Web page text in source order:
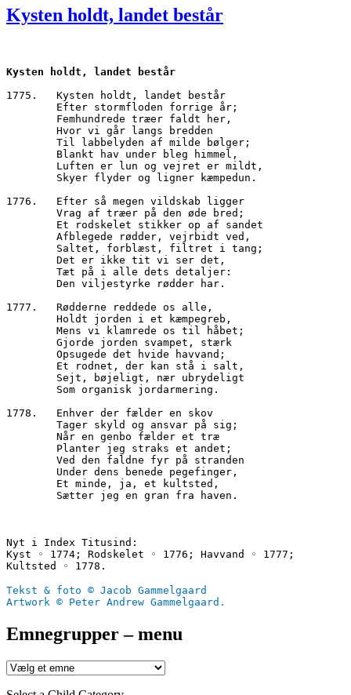
Kysten holdt, landet består
Kysten holdt, landet består
1775.	Kysten holdt, landet består
        Efter stormfloden forrige år;
        Femhundrede træer faldt her,
        Hvor vi går langs bredden
        Til labbelyden af milde bølger;
        Blankt hav under bleg himmel,
        Luften er lun og vejret er mildt,
        Skyer flyder og ligner kæmpedun.
1776.	Efter så megen vildskab ligger
        Vrag af træer på den øde bred;
        Et rodskelet stikker op af sandet
        Afblegede rødder, vejrbidt ved,
        Saltet, forblæst, filtret i tang;
        Det er ikke tit vi ser det,
        Tæt på i alle dets detaljer:
        Den viljestyrke rødder har.
1777.	Rødderne reddede os alle,
        Holdt jorden i et kæmpegreb,
        Mens vi klamrede os til håbet;
        Gjorde jorden svampet, stærk
        Opsugede det hvide havvand;
        Et rodnet, der kan stå i salt,
        Sejt, bøjeligt, nær ubrydeligt
        Som organisk jordarmering.
1778.	Enhver der fælder en skov
        Tager skyld og ansvar på sig;
        Når en genbo fælder et træ
        Planter jeg straks et andet;
        Ved den faldne fyr på stranden
        Under dens benede pegefinger,
        Et minde, ja, et kultsted,
        Sætter jeg en gran fra haven.
Nyt i Index Titusind:
Kyst ◦ 1774; Rodskelet ◦ 1776; Havvand ◦ 1777;
Kultsted ◦ 1778.
Tekst & foto © Jacob Gammelgaard
Artwork © Peter Andrew Gammelgaard.
Emnegrupper – menu